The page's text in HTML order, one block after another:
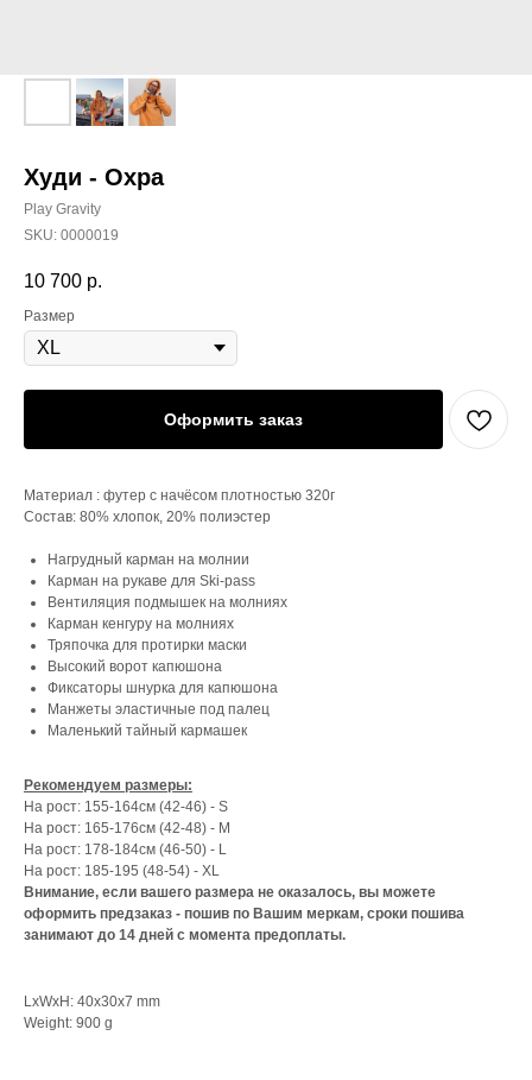
Худи - Охра
Play Gravity
SKU: 0000019
10 700 р.
Размер
Оформить заказ
Материал : футер с начёсом плотностью 320г
Состав: 80% хлопок, 20% полиэстер
Нагрудный карман на молнии
Карман на рукаве для Ski-pass
Вентиляция подмышек на молниях
Карман кенгуру на молниях
Тряпочка для протирки маски
Высокий ворот капюшона
Фиксаторы шнурка для капюшона
Манжеты эластичные под палец
Маленький тайный кармашек
Рекомендуем размеры:
На рост: 155-164см (42-46) - S
На рост: 165-176см (42-48) - М
На рост: 178-184см (46-50) - L
На рост: 185-195 (48-54) - XL
Внимание, если вашего размера не оказалось, вы можете
оформить предзаказ - пошив по Вашим меркам, сроки пошива
занимают до 14 дней с момента предоплаты.
LxWxH: 40x30x7 mm
Weight: 900 g